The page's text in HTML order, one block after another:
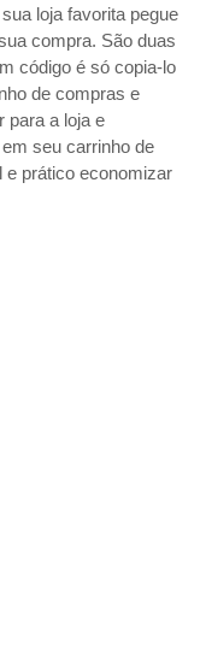
loja favorita pegue
compra. São duas
código é só copia-lo
de compras e
para a loja e
seu carrinho de
e prático economizar